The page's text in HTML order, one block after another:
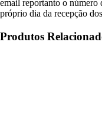
email reportanto o número
próprio dia da recepção
Produtos